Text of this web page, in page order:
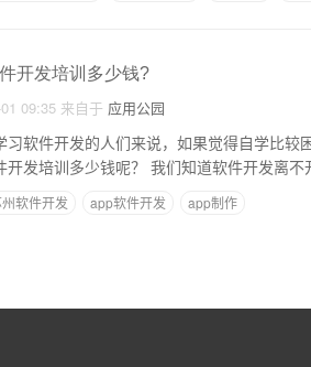
开发培训多少钱?
09:35 来自于 应用公园
习软件开发的人们来说，如果觉得自学比
苏州软件开发培训多少钱呢？ 我们知道
软件开发 app软件开发 app制作